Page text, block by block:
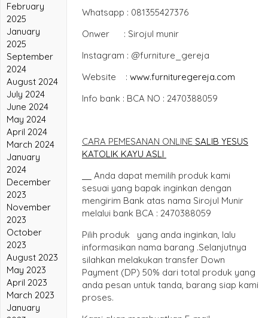
Whatsapp : 081355427376
Onwer : Sirojul munir
Instagram : @furniture_gereja
Website : www.furnituregereja.com
Info bank : BCA NO : 2470388059
CARA PEMESANAN ONLINE SALIB YESUS
KATOLIK KAYU ASLI
Anda dapat memilih produk kami
sesuai yang bapak inginkan dengan
mengirim Bank atas nama Sirojul Munir
melalui bank BCA : 2470388059
Pilih produk yang anda inginkan, lalu
informasikan nama barang .Selanjutnya
silahkan melakukan transfer Down
Payment (DP) 50% dari total produk yang
anda pesan untuk tanda, barang siap kami
proses.
February
2025
January
2025
September
2024
August 2024
July 2024
June 2024
May 2024
April 2024
March 2024
January
2024
December
2023
November
2023
October
2023
August 2023
May 2023
April 2023
March 2023
January